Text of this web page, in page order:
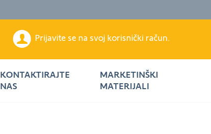
Prijavite se na svoj korisnički račun.
KONTAKTIRAJTE
NAS
MARKETINŠKI
MATERIJALI